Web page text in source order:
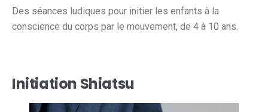
Des séances ludiques pour initier les enfants à la
conscience du corps par le mouvement, de 4 à 10 ans.
Initiation Shiatsu